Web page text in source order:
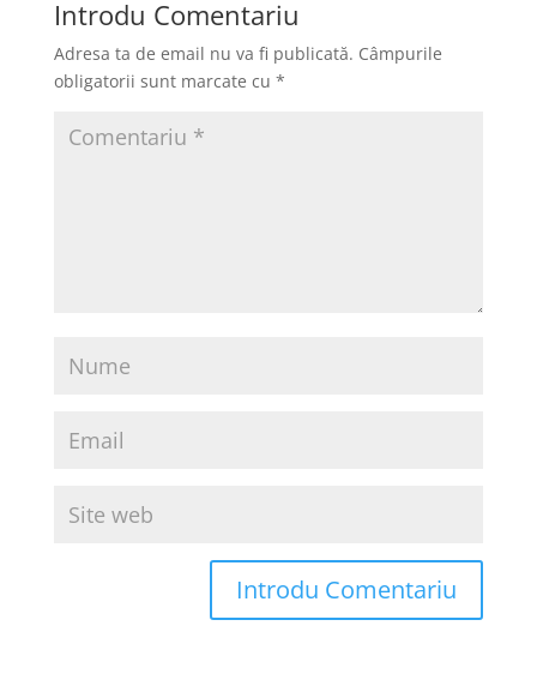
Introdu Comentariu
Adresa ta de email nu va fi publicată. Câmpurile
obligatorii sunt marcate cu *